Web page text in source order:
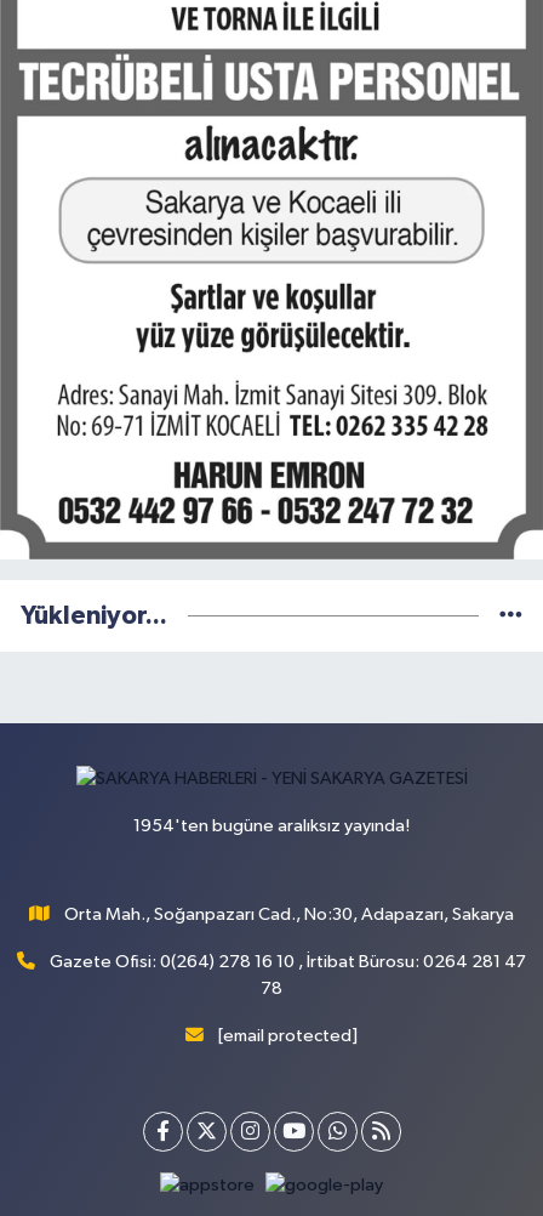
Yükleniyor...
1954'ten bugüne aralıksız yayında!
Orta Mah., Soğanpazarı Cad., No:30, Adapazarı, Sakarya
Gazete Ofisi: 0(264) 278 16 10 , İrtibat Bürosu: 0264 281 47
78
[email protected]